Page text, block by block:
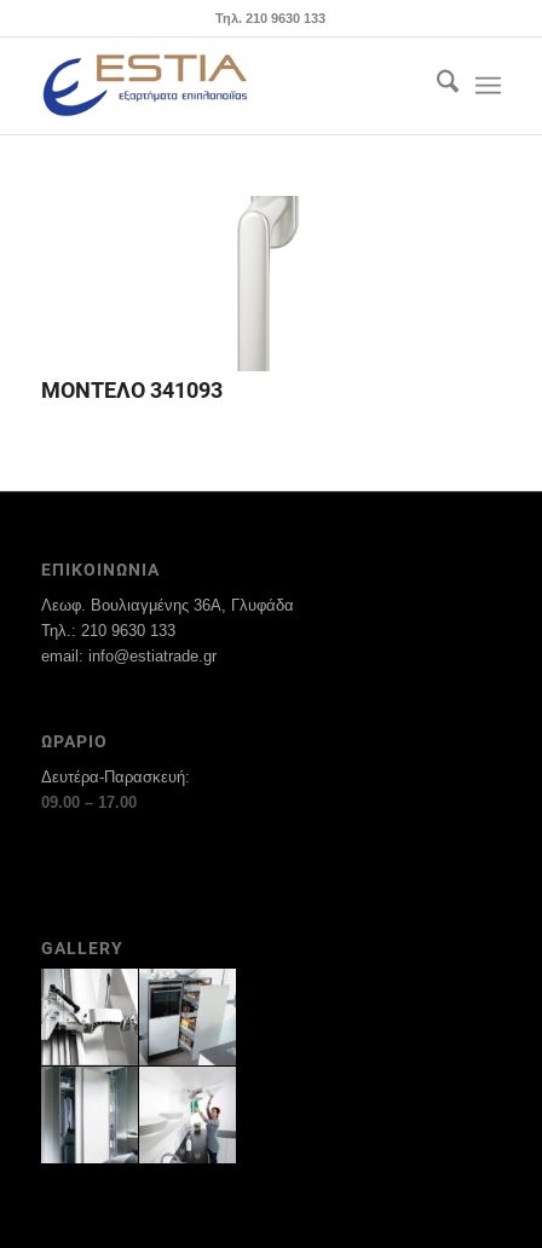
Τηλ. 210 9630 133
ΜΟΝΤΕΛΟ 341093
ΕΠΙΚΟΙΝΩΝΙΑ
Λεωφ. Βουλιαγμένης 36Α, Γλυφάδα
Τηλ.: 210 9630 133
email: info@estiatrade.gr
ΩΡΑΡΙΟ
Δευτέρα-Παρασκευή:
09.00 – 17.00
GALLERY